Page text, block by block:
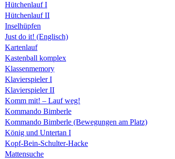
Hütchenlauf I
Hütchenlauf II
Inselhüpfen
Just do it! (Englisch)
Kartenlauf
Kastenball komplex
Klassenmemory
Klavierspieler I
Klavierspieler II
Komm mit! – Lauf weg!
Kommando Bimberle
Kommando Bimberle (Bewegungen am Platz)
König und Untertan I
Kopf-Bein-Schulter-Hacke
Mattensuche